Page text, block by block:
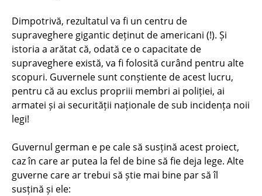
Dimpotrivă, rezultatul va fi un centru de
supraveghere gigantic deținut de americani (!). Și
istoria a arătat că, odată ce o capacitate de
supraveghere există, va fi folosită curând pentru alte
scopuri. Guvernele sunt conștiente de acest lucru,
pentru că au exclus propriii membri ai poliției, ai
armatei și ai securității naționale de sub incidența noii
legi!
Guvernul german e pe cale să susțină acest proiect,
caz în care ar putea la fel de bine să fie deja lege. Alte
guverne care ar trebui să știe mai bine par să îl
susțină și ele: